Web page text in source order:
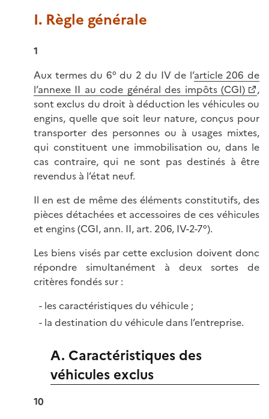
I. Règle générale
1
Aux termes du 6° du 2 du IV de l’article 206 de
l’annexe II au code général des impôts (CGI)
,
sont exclus du droit à déduction les véhicules ou
engins, quelle que soit leur nature, conçus pour
transporter des personnes ou à usages mixtes,
qui constituent une immobilisation ou, dans le
cas contraire, qui ne sont pas destinés à être
revendus à l’état neuf.
Il en est de même des éléments constitutifs, des
pièces détachées et accessoires de ces véhicules
et engins (CGI, ann. II, art. 206, IV-2-7°).
Les biens visés par cette exclusion doivent donc
répondre simultanément à deux sortes de
critères fondés sur :
les caractéristiques du véhicule ;
la destination du véhicule dans l’entreprise.
A. Caractéristiques des
véhicules exclus
10